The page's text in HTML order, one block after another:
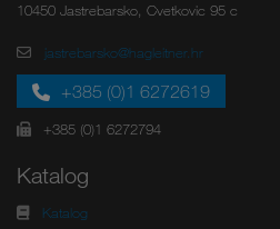
10450 Jastrebarsko, Cvetkovic 95 c
jastrebarsko@hagleitner.hr
+385 (0)1 6272619
+385 (0)1 6272794
Katalog
Katalog